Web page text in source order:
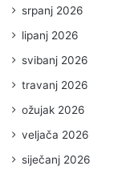
srpanj 2026
lipanj 2026
svibanj 2026
travanj 2026
ožujak 2026
veljača 2026
siječanj 2026